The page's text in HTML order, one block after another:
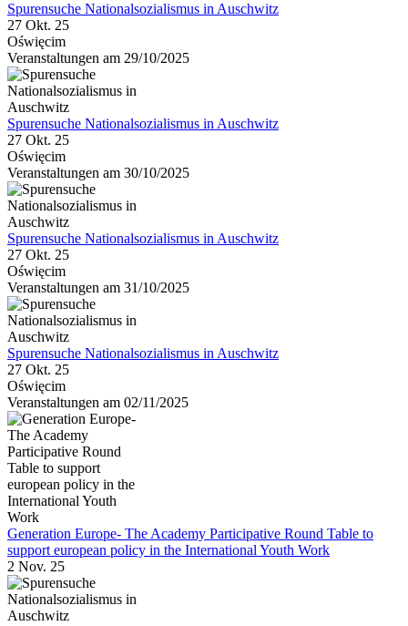
Spurensuche Nationalsozialismus in Auschwitz
27 Okt. 25
Oświęcim
Veranstaltungen am 29/10/2025
Spurensuche Nationalsozialismus in Auschwitz
27 Okt. 25
Oświęcim
Veranstaltungen am 30/10/2025
Spurensuche Nationalsozialismus in Auschwitz
27 Okt. 25
Oświęcim
Veranstaltungen am 31/10/2025
Spurensuche Nationalsozialismus in Auschwitz
27 Okt. 25
Oświęcim
Veranstaltungen am 02/11/2025
Generation Europe- The Academy Participative Round Table to
support european policy in the International Youth Work
2 Nov. 25